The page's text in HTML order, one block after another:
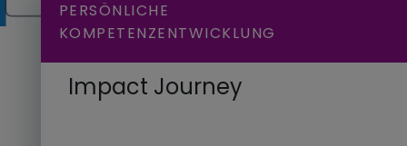
PERSÖNLICHE
KOMPETENZENTWICKLUNG
Impact Journey